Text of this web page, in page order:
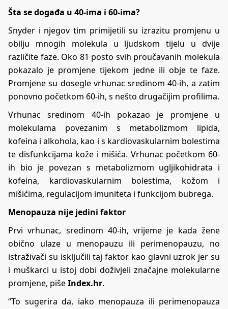
Šta se događa u 40-ima i 60-ima?
Snyder i njegov tim primijetili su izrazitu promjenu u
obilju mnogih molekula u ljudskom tijelu u dvije
različite faze. Oko 81 posto svih proučavanih molekula
pokazalo je promjene tijekom jedne ili obje te faze.
Promjene su dosegle vrhunac sredinom 40-ih, a zatim
ponovno početkom 60-ih, s nešto drugačijim profilima.
Vrhunac sredinom 40-ih pokazao je promjene u
molekulama povezanim s metabolizmom lipida,
kofeina i alkohola, kao i s kardiovaskularnim bolestima
te disfunkcijama kože i mišića. Vrhunac početkom 60-
ih bio je povezan s metabolizmom ugljikohidrata i
kofeina, kardiovaskularnim bolestima, kožom i
mišićima, regulacijom imuniteta i funkcijom bubrega.
Menopauza nije jedini faktor
Prvi vrhunac, sredinom 40-ih, vrijeme je kada žene
obično ulaze u menopauzu ili perimenopauzu, no
istraživači su isključili taj faktor kao glavni uzrok jer su
i muškarci u istoj dobi doživjeli značajne molekularne
promjene, pišeIndex.hr.
“To sugerira da, iako menopauza ili perimenopauza